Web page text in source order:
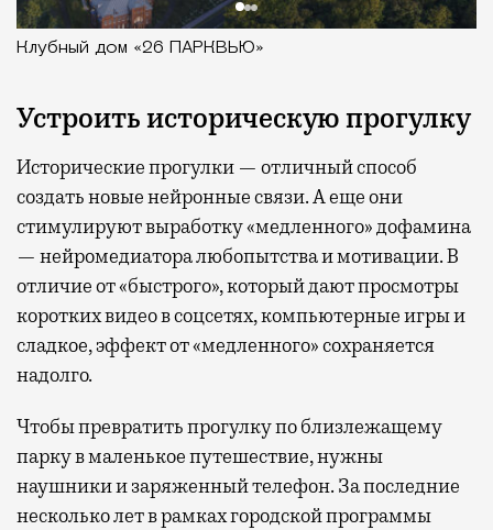
Клубный дом «26 ПАРКВЬЮ»
Устроить историческую прогулку
Исторические прогулки — отличный способ
создать новые нейронные связи. А еще они
стимулируют выработку «медленного» дофамина
— нейромедиатора любопытства и мотивации. В
отличие от «быстрого», который дают просмотры
коротких видео в соцсетях, компьютерные игры и
сладкое, эффект от «медленного» сохраняется
надолго.
Чтобы превратить прогулку по близлежащему
парку в маленькое путешествие, нужны
наушники и заряженный телефон. За последние
несколько лет в рамках городской программы